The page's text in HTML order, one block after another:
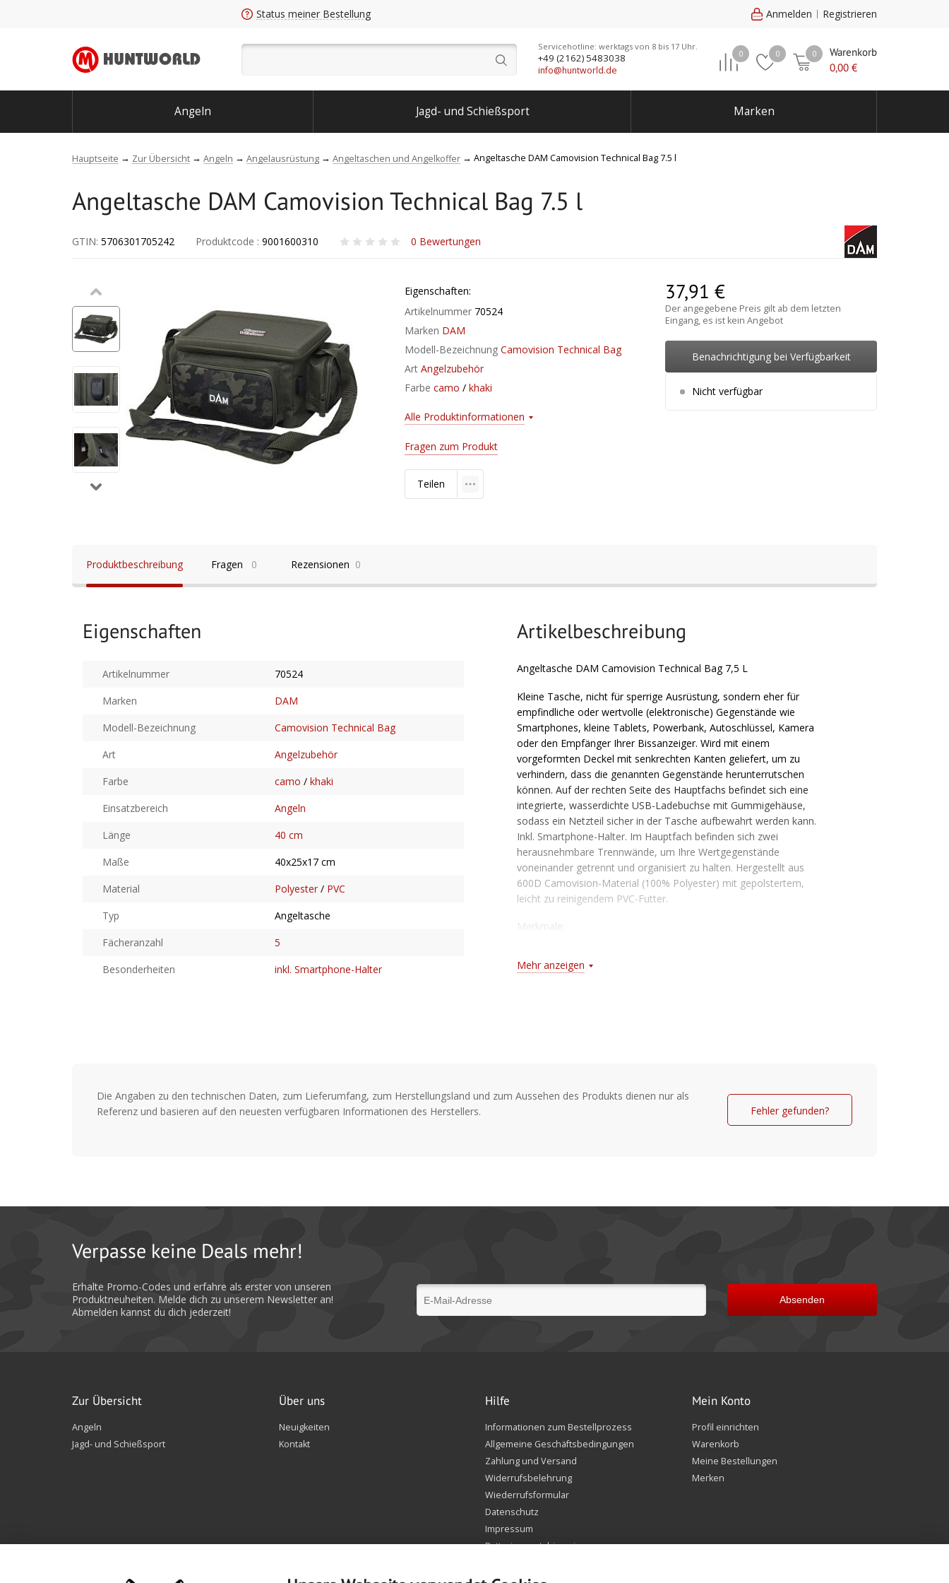
Status meiner Bestellung Anmelden Registrieren
Servicehotline: werktags von 8 bis 17 Uhr.
+49 (2162) 5483038
info@huntworld.de
0 0 0
Warenkorb
0,00 €
Angeln Jagd- und Schießsport Marken
Hauptseite Zur Übersicht Angeln Angelausrüstung Angeltaschen und Angelkoffer Angeltasche DAM Camovision Technical Bag 7.5 l
Angeltasche DAM Camovision Technical Bag 7.5 l
GTIN: 5706301705242 Produktcode : 9001600310 0 Bewertungen
Eigenschaften:
Artikelnummer 70524
Marken DAM
Modell-Bezeichnung Camovision Technical Bag
Art Angelzubehör
Farbe camo / khaki
Alle Produktinformationen
Fragen zum Produkt
Teilen
37,91 €
Der angegebene Preis gilt ab dem letzten
Eingang, es ist kein Angebot
Benachrichtigung bei Verfügbarkeit
Nicht verfügbar
Produktbeschreibung Fragen 0 Rezensionen 0
Eigenschaften
Artikelnummer
70524
Marken
DAM
Modell-Bezeichnung
Camovision Technical Bag
Art
Angelzubehör
Farbe
camo / khaki
Einsatzbereich
Angeln
Länge
40 cm
Maße
40x25x17 cm
Material
Polyester / PVC
Typ
Angeltasche
Fächeranzahl
5
Besonderheiten
inkl. Smartphone-Halter
Artikelbeschreibung
Angeltasche DAM Camovision Technical Bag 7,5 L
Kleine Tasche, nicht für sperrige Ausrüstung, sondern eher für
empfindliche oder wertvolle (elektronische) Gegenstände wie
Smartphones, kleine Tablets, Powerbank, Autoschlüssel, Kamera
oder den Empfänger Ihrer Bissanzeiger. Wird mit einem
vorgeformten Deckel mit senkrechten Kanten geliefert, um zu
verhindern, dass die genannten Gegenstände herunterrutschen
können. Auf der rechten Seite des Hauptfachs befindet sich eine
integrierte, wasserdichte USB-Ladebuchse mit Gummigehäuse,
sodass ein Netzteil sicher in der Tasche aufbewahrt werden kann.
Inkl. Smartphone-Halter. Im Hauptfach befinden sich zwei
herausnehmbare Trennwände, um Ihre Wertgegenstände
voneinander getrennt und organisiert zu halten. Hergestellt aus
600D Camovision-Material (100% Polyester) mit gepolstertem,
leicht zu reinigendem PVC-Futter.
Merkmale:
Herausnehmbare Trennwände im Hauptfach
Mehr anzeigen
Die Angaben zu den technischen Daten, zum Lieferumfang, zum Herstellungsland und zum Aussehen des Produkts dienen nur als
Referenz und basieren auf den neuesten verfügbaren Informationen des Herstellers.
Fehler gefunden?
Verpasse keine Deals mehr!
Erhalte Promo-Codes und erfahre als erster von unseren
Produktneuheiten. Melde dich zu unserem Newsletter an!
Abmelden kannst du dich jederzeit!
Absenden
Zur Übersicht
Angeln
Jagd- und Schießsport
Über uns
Neuigkeiten
Kontakt
Hilfe
Informationen zum Bestellprozess
Allgemeine Geschäftsbedingungen
Zahlung und Versand
Widerrufsbelehrung
Wiederrufsformular
Datenschutz
Impressum
Batteriegesetzhinweise
Einstellungen Cookie
Mein Konto
Profil einrichten
Warenkorb
Meine Bestellungen
Merken